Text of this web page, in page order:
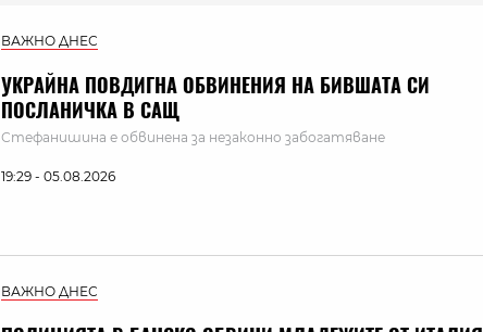
ВАЖНО ДНЕС
УКРАЙНА ПОВДИГНА ОБВИНЕНИЯ НА БИВШАТА СИ
ПОСЛАНИЧКА В САЩ
Стефанишина е обвинена за незаконно забогатяване
19:29 - 05.08.2026
ВАЖНО ДНЕС